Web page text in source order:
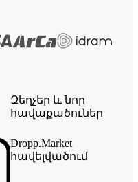
Զեղչեր և նոր
հավաքածուներ
Dropp.Market
հավելվածում